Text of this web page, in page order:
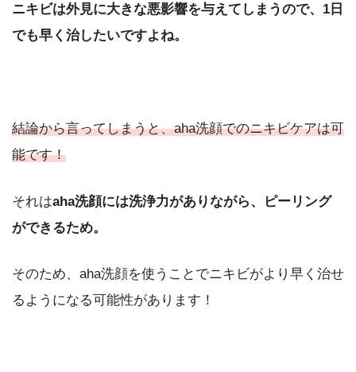
ニキビは外見に大きな悪影響を与えてしまうので、1日
でも早く治したいですよね。
結論から言ってしまうと、aha洗顔でのニキビケアは可
能です！
それはaha洗顔には洗浄力がありながら、ピーリング
ができるため。
そのため、aha洗顔を使うことでニキビがより早く治せ
るようになる可能性があります！